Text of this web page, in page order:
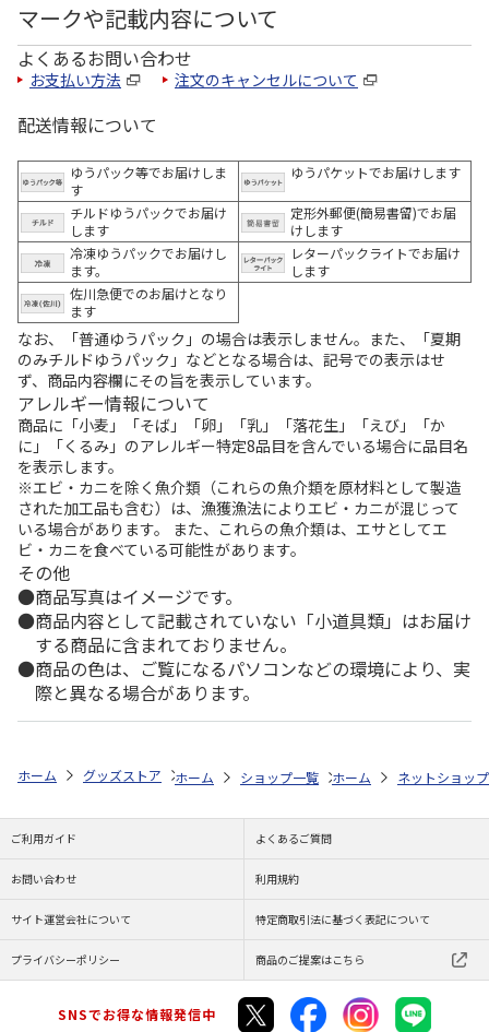
マークや記載内容について
よくあるお問い合わせ
お支払い方法 注文のキャンセルについて
配送情報について
ゆうパック等でお届けしま
す
ゆうパケットでお届けします
チルドゆうパックでお届け
します
定形外郵便(簡易書留)でお届
けします
冷凍ゆうパックでお届けし
ます。
レターパックライトでお届け
します
佐川急便でのお届けとなり
ます
なお、「普通ゆうパック」の場合は表示しません。また、「夏期
のみチルドゆうパック」などとなる場合は、記号での表示はせ
ず、商品内容欄にその旨を表示しています。
アレルギー情報について
商品に「小麦」「そば」「卵」「乳」「落花生」「えび」「か
に」「くるみ」のアレルギー特定8品目を含んでいる場合に品目名
を表示します。
※エビ・カニを除く魚介類（これらの魚介類を原材料として製造
された加工品も含む）は、漁獲漁法によりエビ・カニが混じって
いる場合があります。 また、これらの魚介類は、エサとしてエ
ビ・カニを食べている可能性があります。
その他
商品写真はイメージです。
商品内容として記載されていない「小道具類」はお届け
する商品に含まれておりません。
商品の色は、ご覧になるパソコンなどの環境により、実
際と異なる場合があります。
ホーム グッズストア スポーツ・スポーツ選手 NPB（日本野球機構）
ホーム ショップ一覧 レッツ 26SNOOPY
ホーム ネットショップ
ご利用ガイド よくあるご質問
お問い合わせ 利用規約
サイト運営会社について 特定商取引法に基づく表記について
プライバシーポリシー 商品のご提案はこちら
SNSでお得な情報発信中